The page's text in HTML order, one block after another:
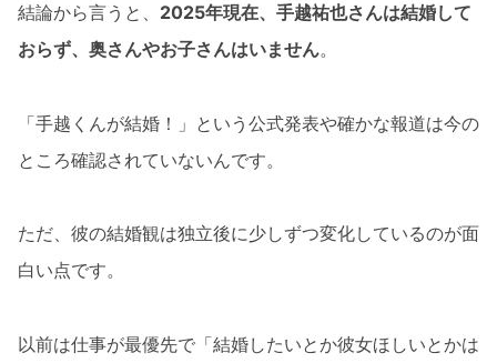
結論から言うと、 2025年現在、手越祐也さんは結婚して
おらず、奥さんやお子さんはいません。
「手越くんが結婚！」という公式発表や確かな報道は今の
ところ確認されていないんです。
ただ、彼の結婚観は独立後に少しずつ変化しているのが面
白い点です。
以前は仕事が最優先で「結婚したいとか彼女ほしいとかは